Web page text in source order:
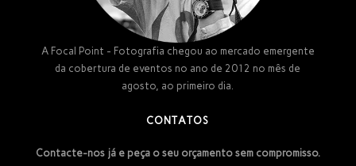
A Focal Point - Fotografia chegou ao mercado emergente
da cobertura de eventos no ano de 2012 no mês de
agosto, ao primeiro dia.
CONTATOS
Contacte-nos já e peça o seu orçamento sem compromisso.